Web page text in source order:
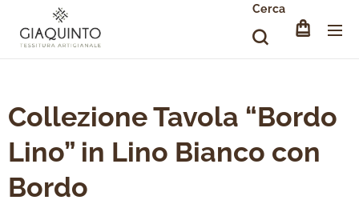
Cerca
Collezione Tavola “Bordo
Lino” in Lino Bianco con
Bordo